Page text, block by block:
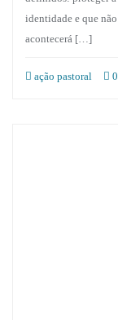
identidade e que
acontecerá […]
ação pastoral 0